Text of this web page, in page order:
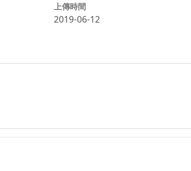
上傳時間
2019-06-12